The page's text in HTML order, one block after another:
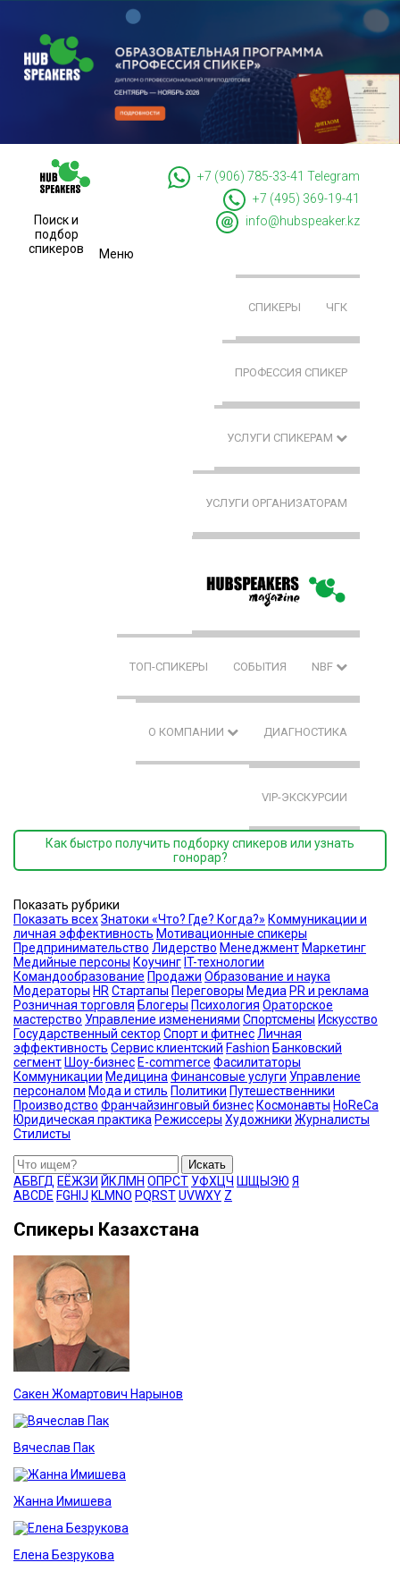
Поиск и
подбор
спикеров
+7 (906) 785-33-41
Telegram
+7 (495) 369-19-41
info@hubspeaker.kz
Меню
СПИКЕРЫ ЧГК
ПРОФЕССИЯ СПИКЕР
УСЛУГИ СПИКЕРАМ
УСЛУГИ ОРГАНИЗАТОРАМ
ТОП-СПИКЕРЫ СОБЫТИЯ NBF
О КОМПАНИИ ДИАГНОСТИКА
VIP-ЭКСКУРСИИ
Как быстро получить подборку спикеров или узнать
гонорар?
Показать рубрики
Показать всехЗнатоки «Что? Где? Когда?» Коммуникации и
личная эффективность Мотивационные спикеры
Предпринимательство Лидерство Менеджмент Маркетинг
Медийные персоны Коучинг IT-технологии
Командообразование Продажи Образование и наука
Модераторы HRСтартапы Переговоры Медиа PR и реклама
Розничная торговля Блогеры Психология Ораторское
мастерство Управление изменениями Спортсмены Искусство
Государственный сектор Спорт и фитнесЛичная
эффективность Сервис клиентский Fashion Банковский
сегмент Шоу-бизнес E-commerce Фасилитаторы
Коммуникации МедицинаФинансовые услуги Управление
персоналом Мода и стиль Политики Путешественники
Производство Франчайзинговый бизнес Космонавты HoReCa
Юридическая практика Режиссеры Художники Журналисты
Стилисты
Искать
АБВГД ЕЁЖЗИ Й КЛ М Н ОП РСТ УФХЦЧ Ш ЩЫ ЭЮ Я
ABCDE FGH J KLM NO PQRSTUVWXY Z
Спикеры Казахстана
Сакен Жомартович Нарынов
Вячеслав Пак
Жанна Имишева
Елена Безрукова